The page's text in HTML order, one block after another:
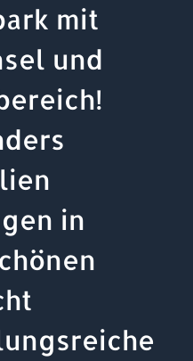
mit
und
in